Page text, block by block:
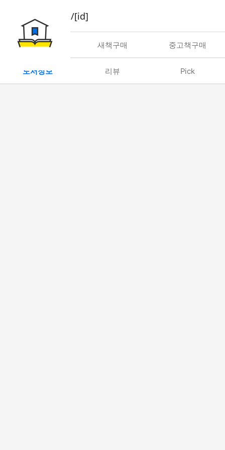
book/rent/[id]
대여 새책구매 중고책구매
도서정보 리뷰 Pick